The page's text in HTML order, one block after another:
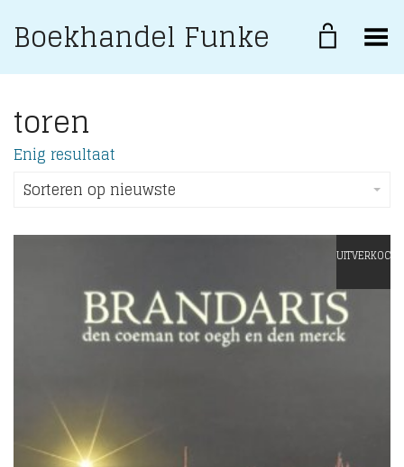
Boekhandel Funke Toggle Menu
toren
Enig resultaat
Sorteren op nieuwste
UITVERKOCHT